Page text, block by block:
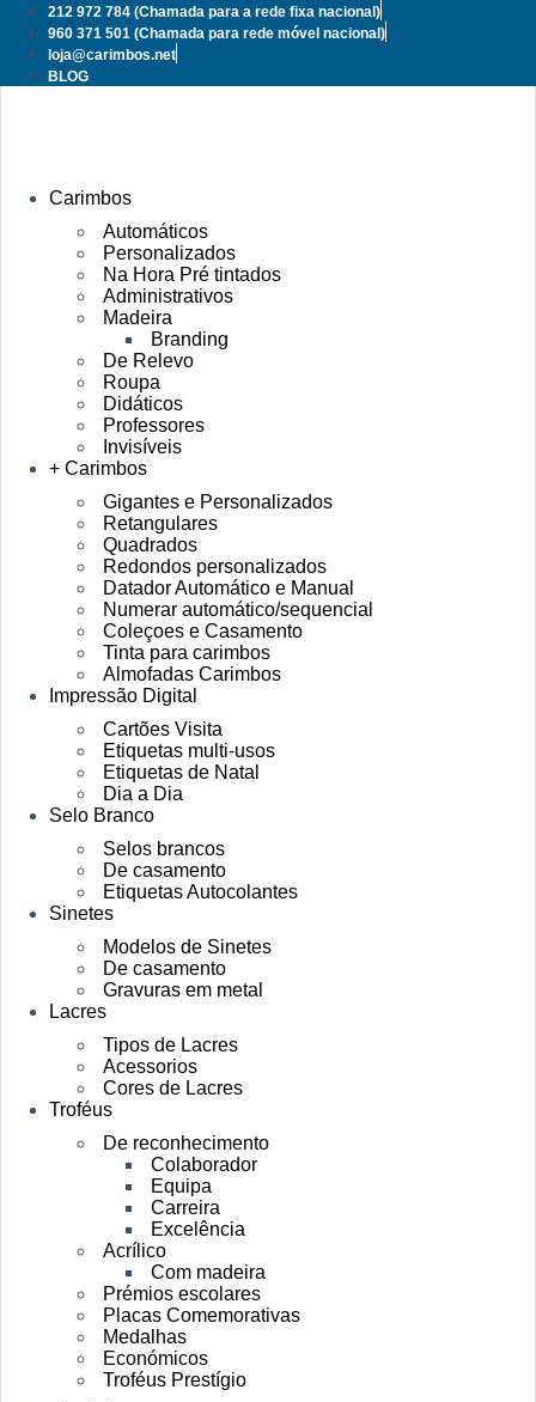
Pular
para
conteúdo
212 972 784 (Chamada para a rede fixa nacional)
960 371 501 (Chamada para rede móvel nacional)
loja@carimbos.net
BLOG
Carimbos
Automáticos
Personalizados
Na Hora Pré tintados
Administrativos
Madeira
Branding
De Relevo
Roupa
Didáticos
Professores
Invisíveis
+ Carimbos
Gigantes e Personalizados
Retangulares
Quadrados
Redondos personalizados
Datador Automático e Manual
Numerar automático/sequencial
Coleçoes e Casamento
Tinta para carimbos
Almofadas Carimbos
Impressão Digital
Cartões Visita
Etiquetas multi-usos
Etiquetas de Natal
Dia a Dia
Selo Branco
Selos brancos
De casamento
Etiquetas Autocolantes
Sinetes
Modelos de Sinetes
De casamento
Gravuras em metal
Lacres
Tipos de Lacres
Acessorios
Cores de Lacres
Troféus
De reconhecimento
Colaborador
Equipa
Carreira
Excelência
Acrílico
Com madeira
Prémios escolares
Placas Comemorativas
Medalhas
Económicos
Troféus Prestígio